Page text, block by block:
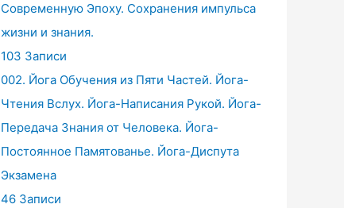
Современную Эпоху. Сохранения импульса
жизни и знания.
103 Записи
002. Йога Обучения из Пяти Частей. Йога-
Чтения Вслух. Йога-Написания Рукой. Йога-
Передача Знания от Человека. Йога-
Постоянное Памятованье. Йога-Диспута
Экзамена
46 Записи